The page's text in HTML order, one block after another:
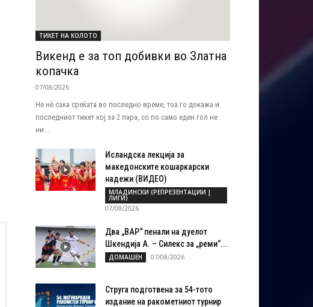
ТИКЕТ НА КОЛОТО
Викенд е за топ добивки во Златна
копачка
07/08/2026
Не нѐ сака среќата во последно време, тоа го докажа и
последниот тикет кој за 2 пара, со по само еден гол не
ни...
Исландска лекција за
македонските кошаркарски
надежи (ВИДЕО)
МЛАДИНСКИ (РЕПРЕЗЕНТАЦИИ |
ЛИГИ)
07/08/2026
Два „ВАР“ пенали на дуелот
Шкендија А. – Силекс за „реми“...
ДОМАШЕН 07/08/2026
Струга подготвена за 54-тото
издание на ракометниот турнир